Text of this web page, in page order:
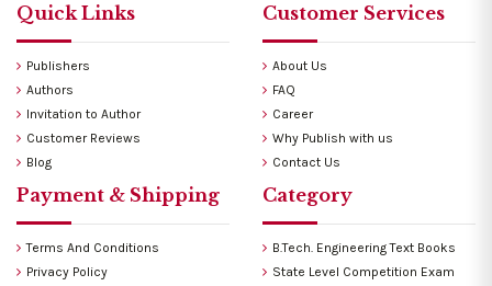
Quick Links
Publishers
Authors
Invitation to Author
Customer Reviews
Blog
Customer Services
About Us
FAQ
Career
Why Publish with us
Contact Us
Payment & Shipping
Terms And Conditions
Privacy Policy
Category
B.Tech. Engineering Text Books
State Level Competition Exam